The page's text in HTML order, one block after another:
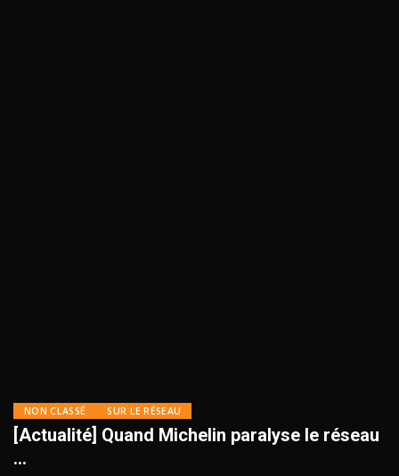
NON CLASSÉ SUR LE RÉSEAU
[Actualité] Quand Michelin paralyse le réseau
…